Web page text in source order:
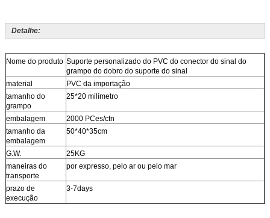
Detalhe:
Nome do produto Suporte personalizado do PVC do conector do sinal do
grampo do dobro do suporte do sinal
material
PVC da importação
tamanho do
grampo
25*20 milímetro
embalagem
2000 PCes/ctn
tamanho da
embalagem
50*40*35cm
G.W.
25KG
maneiras do
transporte
por expresso, pelo ar ou pelo mar
prazo de
execução
3-7days